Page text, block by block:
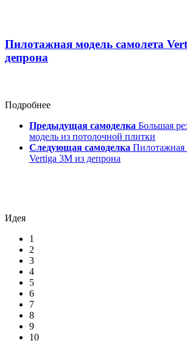
Пилотажная модель самолета
депрона
Подробнее
Предыдущая самоделка Большая
модель из потолочной плитки
Следующая самоделка Пилотажная
Vertiga 3M из депрона
Идея
1
2
3
4
5
6
7
8
9
10